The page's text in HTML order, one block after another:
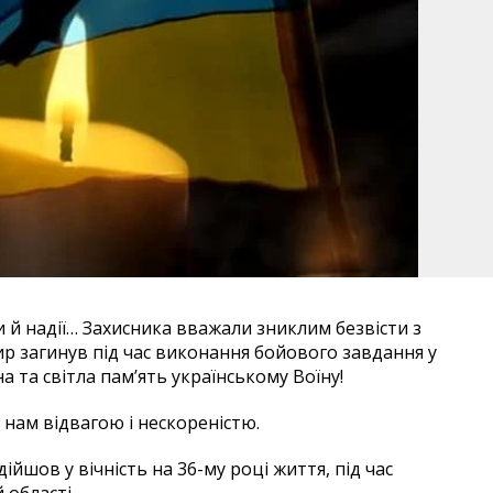
надії… Захисника вважали зниклим безвісти з
під час виконання бойового завдання у
світла памʼять українському Воїну!
відвагою і нескореністю.
у вічність на 36-му році життя, під час